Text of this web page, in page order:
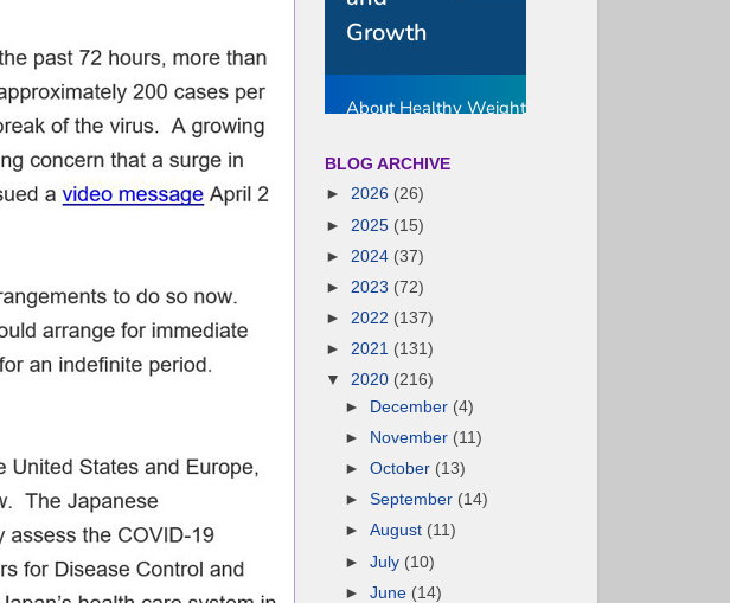
BLOG ARCHIVE
► 2026 (26)
► 2025 (15)
► 2024 (37)
► 2023 (72)
► 2022 (137)
► 2021 (131)
▼ 2020 (216)
►
December (4)
►
November (11)
►October (13)
►September (14)
►August (11)
►July (10)
►June (14)